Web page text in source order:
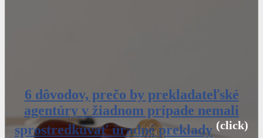
6 dôvodov, prečo by prekladateľské
agentúry v žiadnom prípade nemali
sprostredkúvať úradné preklady (click)